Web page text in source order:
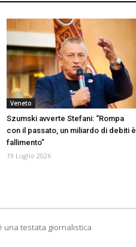
Veneto
Szumski avverte Stefani: “Rompa
con il passato, un miliardo di debiti è
fallimento”
19 Luglio 2026
una testata giornalistica